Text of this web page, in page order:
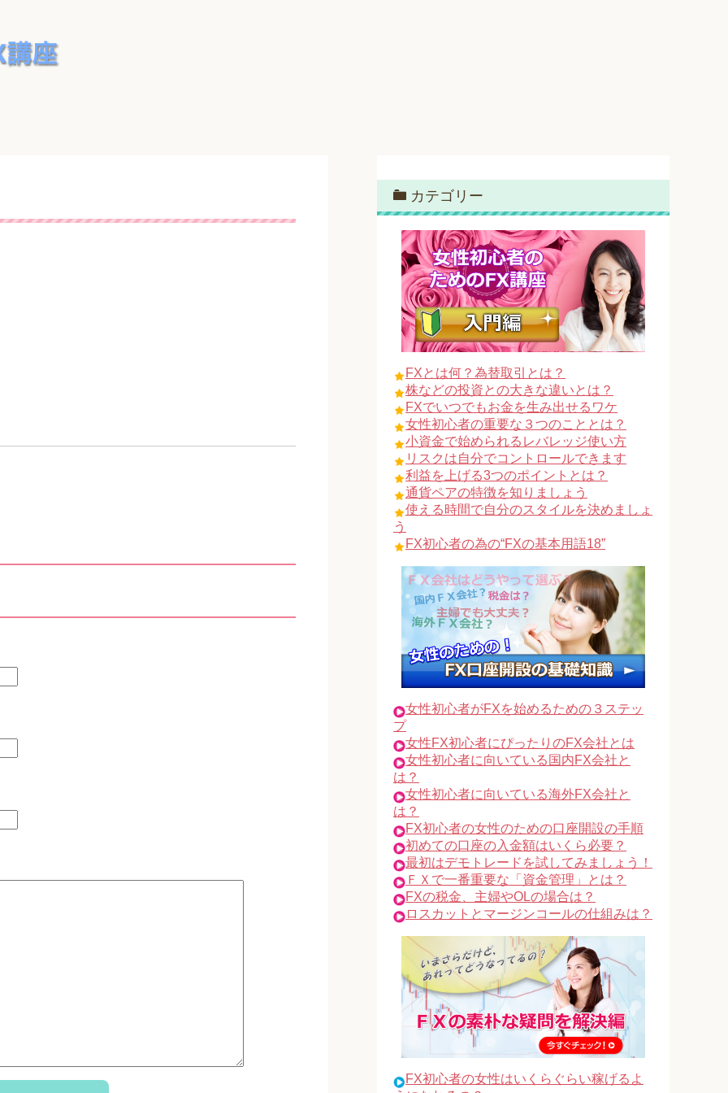
カテゴリー
FXとは何？為替取引とは？
株などの投資との大きな違いとは？
FXでいつでもお金を生み出せるワケ
女性初心者の重要な３つのこととは？
小資金で始められるレバレッジ使い方
リスクは自分でコントロールできます
利益を上げる3つのポイントとは？
通貨ペアの特徴を知りましょう
使える時間で自分のスタイルを決めましょ
う
FX初心者の為の“FXの基本用語18”
女性初心者がFXを始めるための３ステッ
プ
女性FX初心者にぴったりのFX会社とは
女性初心者に向いている国内FX会社と
は？
女性初心者に向いている海外FX会社と
は？
FX初心者の女性のための口座開設の手順
初めての口座の入金額はいくら必要？
最初はデモトレードを試してみましょう！
ＦＸで一番重要な「資金管理」とは？
FXの税金、主婦やOLの場合は？
ロスカットとマージンコールの仕組みは？
FX初心者の女性はいくらぐらい稼げるよ